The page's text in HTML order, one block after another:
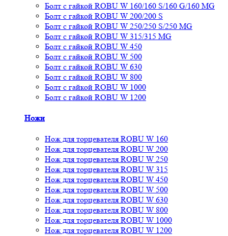
Болт с гайкой ROBU W 160/160 S/160 G/160 MG
Болт с гайкой ROBU W 200/200 S
Болт с гайкой ROBU W 250/250 S/250 MG
Болт с гайкой ROBU W 315/315 MG
Болт с гайкой ROBU W 450
Болт с гайкой ROBU W 500
Болт с гайкой ROBU W 630
Болт с гайкой ROBU W 800
Болт с гайкой ROBU W 1000
Болт с гайкой ROBU W 1200
Ножи
Нож для торцевателя ROBU W 160
Нож для торцевателя ROBU W 200
Нож для торцевателя ROBU W 250
Нож для торцевателя ROBU W 315
Нож для торцевателя ROBU W 450
Нож для торцевателя ROBU W 500
Нож для торцевателя ROBU W 630
Нож для торцевателя ROBU W 800
Нож для торцевателя ROBU W 1000
Нож для торцевателя ROBU W 1200